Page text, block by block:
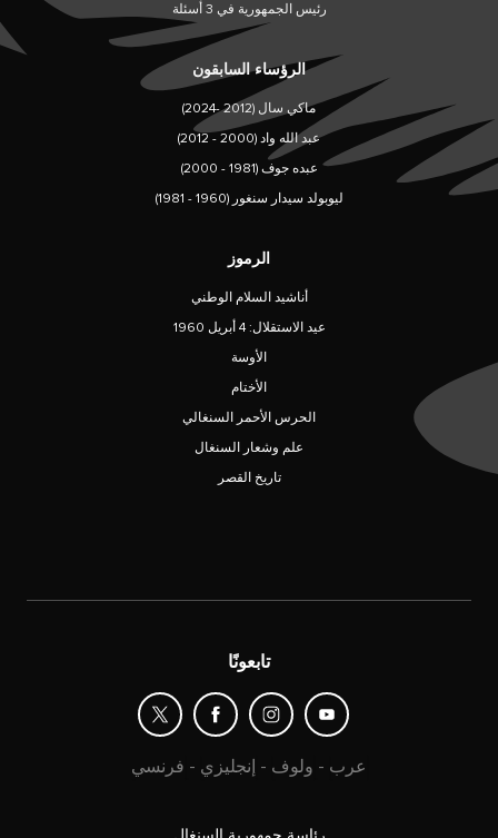
رئيس الجمهورية في 3 أسئلة
الرؤساء السابقون
ماكي سال (2012 -2024)
عبد الله واد (2000 - 2012)
عبده جوف (1981 - 2000)
ليوبولد سيدار سنغور (1960 - 1981)
الرموز
أناشيد السلام الوطني
عيد الاستقلال: 4 أبريل 1960
الأوسة
الأختام
الحرس الأحمر السنغالي
علم وشعار السنغال
تاريخ القصر
تابعونًا
فرنسي - إنجليزي - ولوف - عرب